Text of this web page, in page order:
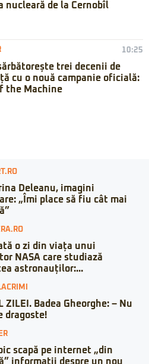
nucleară de la Cernobîl
10:25
trei decenii de
cu o nouă campanie oficială:
the Machine
Deleanu, imagini
„Îmi place să fiu cât mai
o zi din viața unui
NASA care studiază
astronauților:...
ZILEI. Badea Gheorghe: – Nu
dragoste!
scapă pe internet „din
informații despre un nou